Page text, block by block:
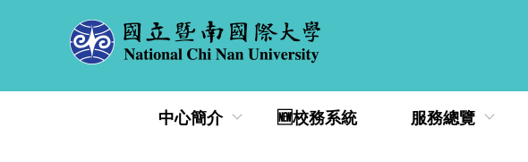
中心簡介 🆕校務系統 服務總覽